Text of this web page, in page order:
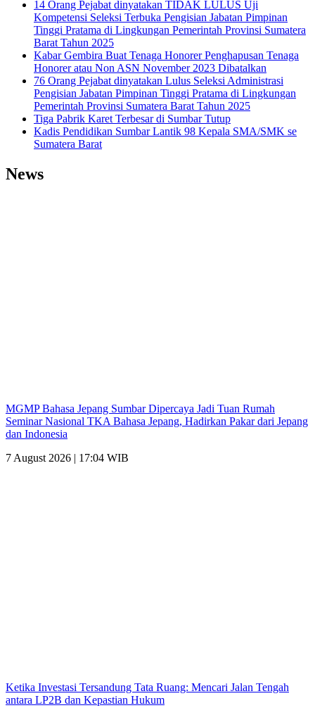
14 Orang Pejabat dinyatakan TIDAK LULUS Uji
Kompetensi Seleksi Terbuka Pengisian Jabatan Pimpinan
Tinggi Pratama di Lingkungan Pemerintah Provinsi Sumatera
Barat Tahun 2025
Kabar Gembira Buat Tenaga Honorer Penghapusan Tenaga
Honorer atau Non ASN November 2023 Dibatalkan
76 Orang Pejabat dinyatakan Lulus Seleksi Administrasi
Pengisian Jabatan Pimpinan Tinggi Pratama di Lingkungan
Pemerintah Provinsi Sumatera Barat Tahun 2025
Tiga Pabrik Karet Terbesar di Sumbar Tutup
Kadis Pendidikan Sumbar Lantik 98 Kepala SMA/SMK se
Sumatera Barat
News
MGMP Bahasa Jepang Sumbar Dipercaya Jadi Tuan Rumah
Seminar Nasional TKA Bahasa Jepang, Hadirkan Pakar dari Jepang
dan Indonesia
7 August 2026 | 17:04 WIB
Ketika Investasi Tersandung Tata Ruang: Mencari Jalan Tengah
antara LP2B dan Kepastian Hukum